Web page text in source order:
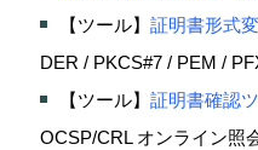
【ツール】証明書形式
DER / PKCS#7 / PEM /
【ツール】証明書確認
OCSP/CRL オンライン照